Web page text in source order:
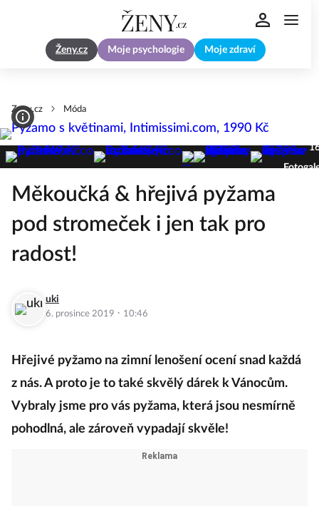
Ženy.cz Moje psychologie Moje zdraví
Zeny.cz Móda
Měkoučká & hřejivá pyžama
pod stromeček i jen tak pro
radost!
uki
6. prosince 2019 · 10:46
Hřejivé pyžamo na zimní lenošení ocení snad každá
z nás. A proto je to také skvělý dárek k Vánocům.
Vybraly jsme pro vás pyžama, která jsou nesmírně
pohodlná, ale zároveň vypadají skvěle!